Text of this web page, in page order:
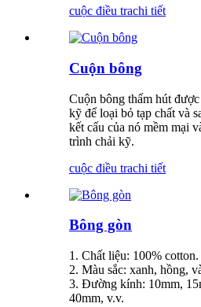
cuộc điều trachi tiết
Cuộn bông
Cuộn bông thấm hút
kỹ để loại bỏ tạp chất và
kết cấu của nó mềm mại
trình chải kỹ.
cuộc điều trachi tiết
Bông gòn
1. Chất liệu: 100% cotton.
2. Màu sắc: xanh, hồng,
3. Đường kính: 10mm,
40mm, v.v.